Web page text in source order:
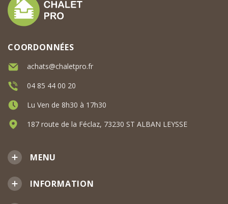
MENU
INFORMATION
COORDONNÉES
achats@chaletpro.fr
04 85 44 00 20
Lu Ven de 8h30 à 17h30
187 route de la Féclaz, 73230 ST ALBAN LEYSSE